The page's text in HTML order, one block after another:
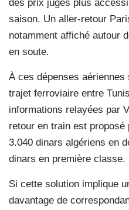
des prix jugés plus
saison. Un aller-retour
notamment affiché autour
en soute.
À ces dépenses aériennes
trajet ferroviaire entre
informations relayées par
retour en train est
3.040 dinars algériens en
dinars en première classe.
Si cette solution implique
davantage de